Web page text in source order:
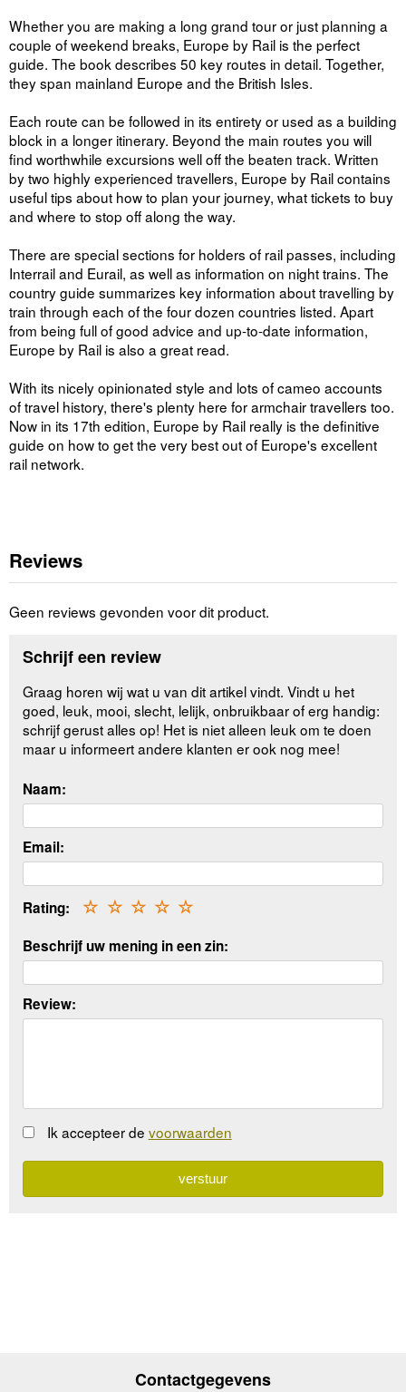
Whether you are making a long grand tour or just planning a
couple of weekend breaks, Europe by Rail is the perfect
guide. The book describes 50 key routes in detail. Together,
they span mainland Europe and the British Isles.
Each route can be followed in its entirety or used as a building
block in a longer itinerary. Beyond the main routes you will
find worthwhile excursions well off the beaten track. Written
by two highly experienced travellers, Europe by Rail contains
useful tips about how to plan your journey, what tickets to buy
and where to stop off along the way.
There are special sections for holders of rail passes, including
Interrail and Eurail, as well as information on night trains. The
country guide summarizes key information about travelling by
train through each of the four dozen countries listed. Apart
from being full of good advice and up-to-date information,
Europe by Rail is also a great read.
With its nicely opinionated style and lots of cameo accounts
of travel history, there's plenty here for armchair travellers too.
Now in its 17th edition, Europe by Rail really is the definitive
guide on how to get the very best out of Europe's excellent
rail network.
Reviews
Geen reviews gevonden voor dit product.
Schrijf een review
Graag horen wij wat u van dit artikel vindt. Vindt u het
goed, leuk, mooi, slecht, lelijk, onbruikbaar of erg handig:
schrijf gerust alles op! Het is niet alleen leuk om te doen
maar u informeert andere klanten er ook nog mee!
Naam:
Email:
Rating: ☆
☆
☆
☆
☆
Beschrijf uw mening in een zin:
Review:
Ik accepteer de voorwaarden
Contactgegevens